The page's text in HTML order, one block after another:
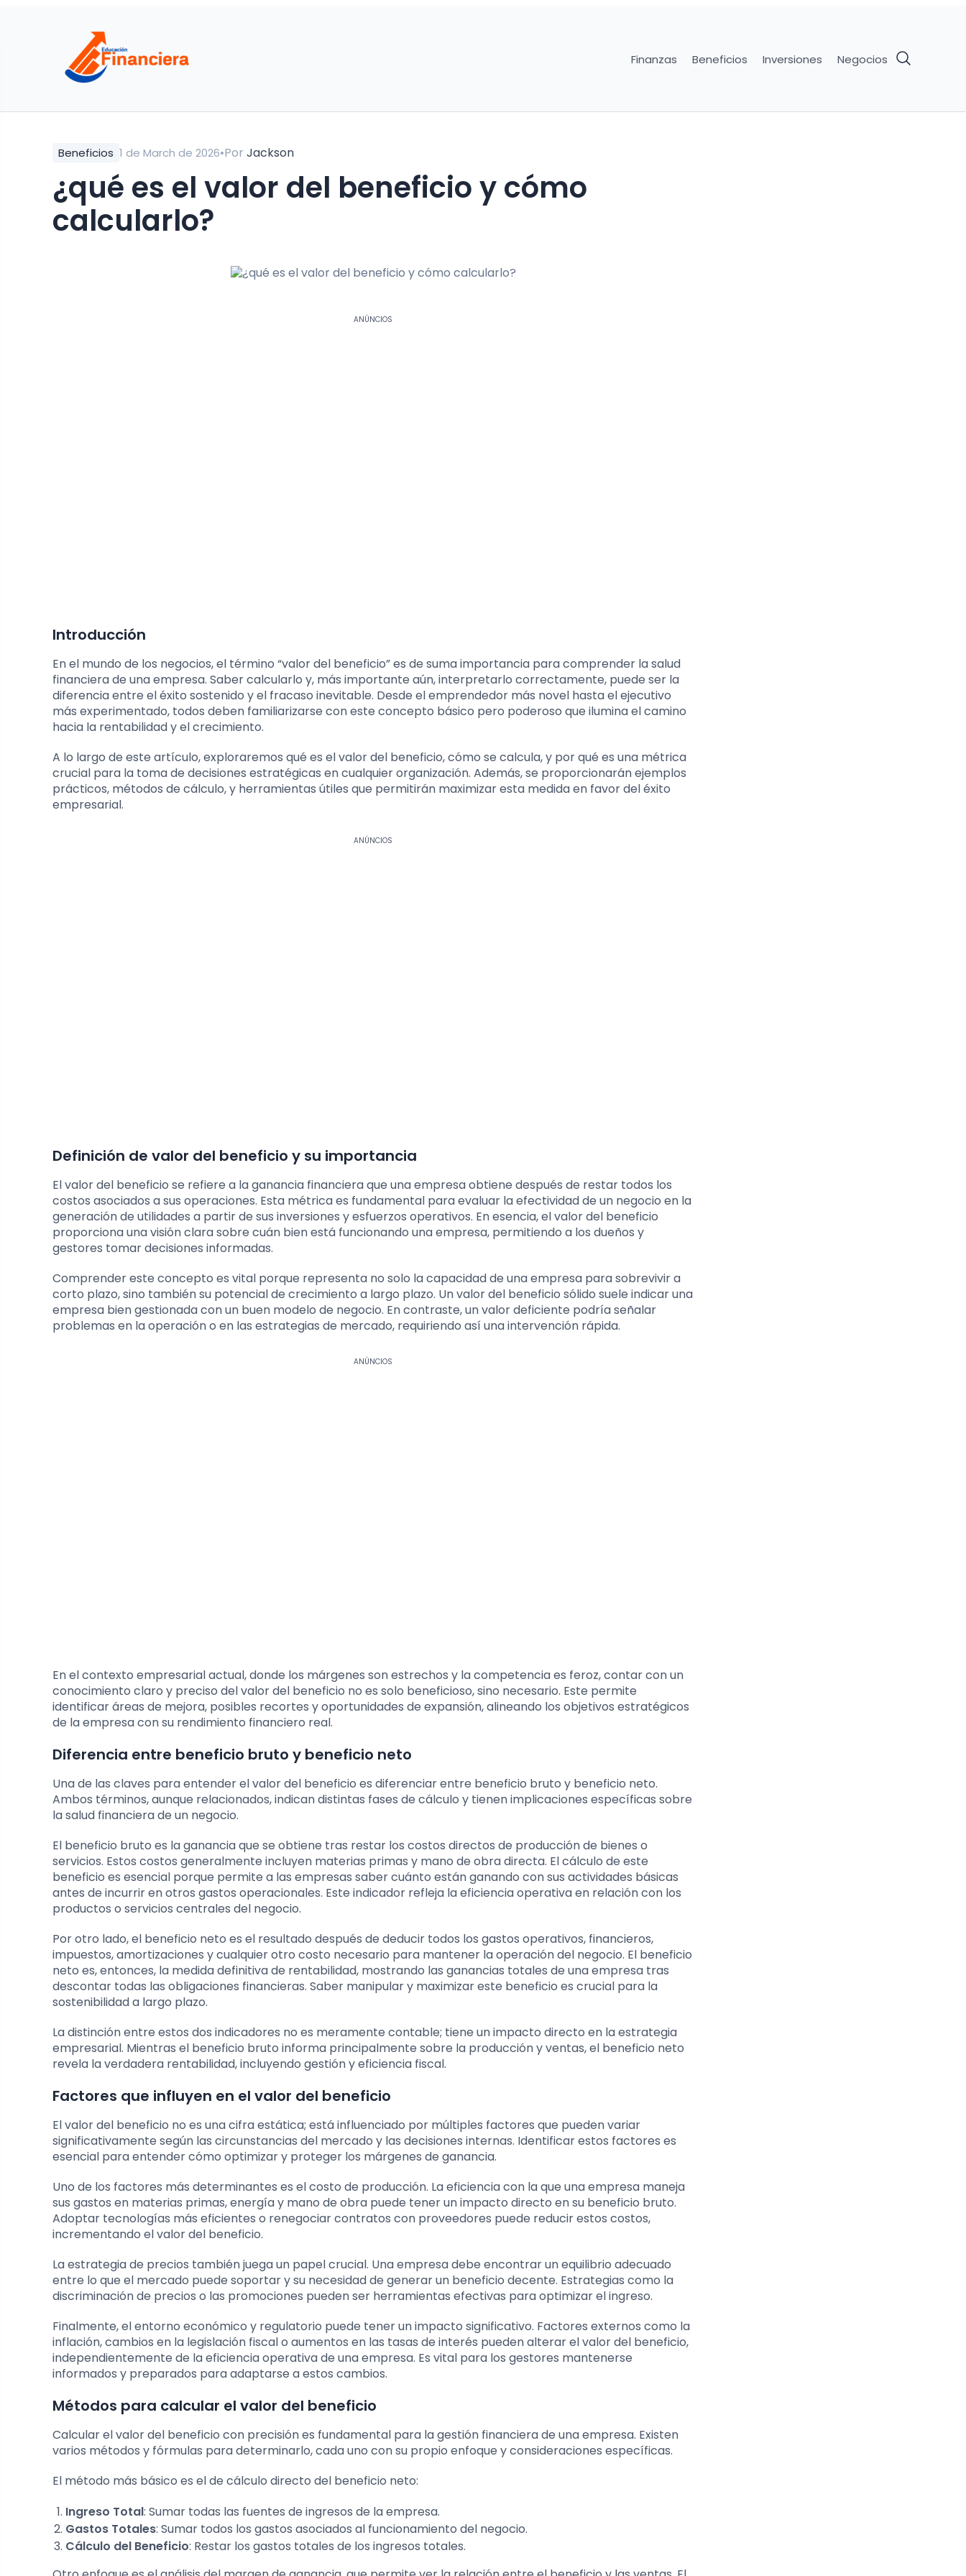
Finanzas Beneficios Inversiones Negocios
Beneficios 1 de March de 2026•Por Jackson
¿qué es el valor del beneficio y cómo
calcularlo?
ANÚNCIOS
Introducción
En el mundo de los negocios, el término “valor del beneficio” es de suma importancia para comprender la salud
financiera de una empresa. Saber calcularlo y, más importante aún, interpretarlo correctamente, puede ser la
diferencia entre el éxito sostenido y el fracaso inevitable. Desde el emprendedor más novel hasta el ejecutivo
más experimentado, todos deben familiarizarse con este concepto básico pero poderoso que ilumina el camino
hacia la rentabilidad y el crecimiento.
A lo largo de este artículo, exploraremos qué es el valor del beneficio, cómo se calcula, y por qué es una métrica
crucial para la toma de decisiones estratégicas en cualquier organización. Además, se proporcionarán ejemplos
prácticos, métodos de cálculo, y herramientas útiles que permitirán maximizar esta medida en favor del éxito
empresarial.
ANÚNCIOS
Definición de valor del beneficio y su importancia
El valor del beneficio se refiere a la ganancia financiera que una empresa obtiene después de restar todos los
costos asociados a sus operaciones. Esta métrica es fundamental para evaluar la efectividad de un negocio en la
generación de utilidades a partir de sus inversiones y esfuerzos operativos. En esencia, el valor del beneficio
proporciona una visión clara sobre cuán bien está funcionando una empresa, permitiendo a los dueños y
gestores tomar decisiones informadas.
Comprender este concepto es vital porque representa no solo la capacidad de una empresa para sobrevivir a
corto plazo, sino también su potencial de crecimiento a largo plazo. Un valor del beneficio sólido suele indicar una
empresa bien gestionada con un buen modelo de negocio. En contraste, un valor deficiente podría señalar
problemas en la operación o en las estrategias de mercado, requiriendo así una intervención rápida.
ANÚNCIOS
En el contexto empresarial actual, donde los márgenes son estrechos y la competencia es feroz, contar con un
conocimiento claro y preciso del valor del beneficio no es solo beneficioso, sino necesario. Este permite
identificar áreas de mejora, posibles recortes y oportunidades de expansión, alineando los objetivos estratégicos
de la empresa con su rendimiento financiero real.
Diferencia entre beneficio bruto y beneficio neto
Una de las claves para entender el valor del beneficio es diferenciar entre beneficio bruto y beneficio neto.
Ambos términos, aunque relacionados, indican distintas fases de cálculo y tienen implicaciones específicas sobre
la salud financiera de un negocio.
El beneficio bruto es la ganancia que se obtiene tras restar los costos directos de producción de bienes o
servicios. Estos costos generalmente incluyen materias primas y mano de obra directa. El cálculo de este
beneficio es esencial porque permite a las empresas saber cuánto están ganando con sus actividades básicas
antes de incurrir en otros gastos operacionales. Este indicador refleja la eficiencia operativa en relación con los
productos o servicios centrales del negocio.
Por otro lado, el beneficio neto es el resultado después de deducir todos los gastos operativos, financieros,
impuestos, amortizaciones y cualquier otro costo necesario para mantener la operación del negocio. El beneficio
neto es, entonces, la medida definitiva de rentabilidad, mostrando las ganancias totales de una empresa tras
descontar todas las obligaciones financieras. Saber manipular y maximizar este beneficio es crucial para la
sostenibilidad a largo plazo.
La distinción entre estos dos indicadores no es meramente contable; tiene un impacto directo en la estrategia
empresarial. Mientras el beneficio bruto informa principalmente sobre la producción y ventas, el beneficio neto
revela la verdadera rentabilidad, incluyendo gestión y eficiencia fiscal.
Factores que influyen en el valor del beneficio
El valor del beneficio no es una cifra estática; está influenciado por múltiples factores que pueden variar
significativamente según las circunstancias del mercado y las decisiones internas. Identificar estos factores es
esencial para entender cómo optimizar y proteger los márgenes de ganancia.
Uno de los factores más determinantes es el costo de producción. La eficiencia con la que una empresa maneja
sus gastos en materias primas, energía y mano de obra puede tener un impacto directo en su beneficio bruto.
Adoptar tecnologías más eficientes o renegociar contratos con proveedores puede reducir estos costos,
incrementando el valor del beneficio.
La estrategia de precios también juega un papel crucial. Una empresa debe encontrar un equilibrio adecuado
entre lo que el mercado puede soportar y su necesidad de generar un beneficio decente. Estrategias como la
discriminación de precios o las promociones pueden ser herramientas efectivas para optimizar el ingreso.
Finalmente, el entorno económico y regulatorio puede tener un impacto significativo. Factores externos como la
inflación, cambios en la legislación fiscal o aumentos en las tasas de interés pueden alterar el valor del beneficio,
independientemente de la eficiencia operativa de una empresa. Es vital para los gestores mantenerse
informados y preparados para adaptarse a estos cambios.
Métodos para calcular el valor del beneficio
Calcular el valor del beneficio con precisión es fundamental para la gestión financiera de una empresa. Existen
varios métodos y fórmulas para determinarlo, cada uno con su propio enfoque y consideraciones específicas.
El método más básico es el de cálculo directo del beneficio neto:
Ingreso Total: Sumar todas las fuentes de ingresos de la empresa.
Gastos Totales: Sumar todos los gastos asociados al funcionamiento del negocio.
Cálculo del Beneficio: Restar los gastos totales de los ingresos totales.